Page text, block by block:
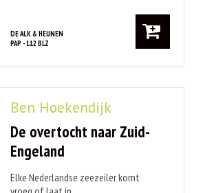
DE ALK & HEIJNEN
PAP - 112 BLZ
Ben Hoekendijk
De overtocht naar Zuid-
Engeland
Elke Nederlandse zeezeiler komt